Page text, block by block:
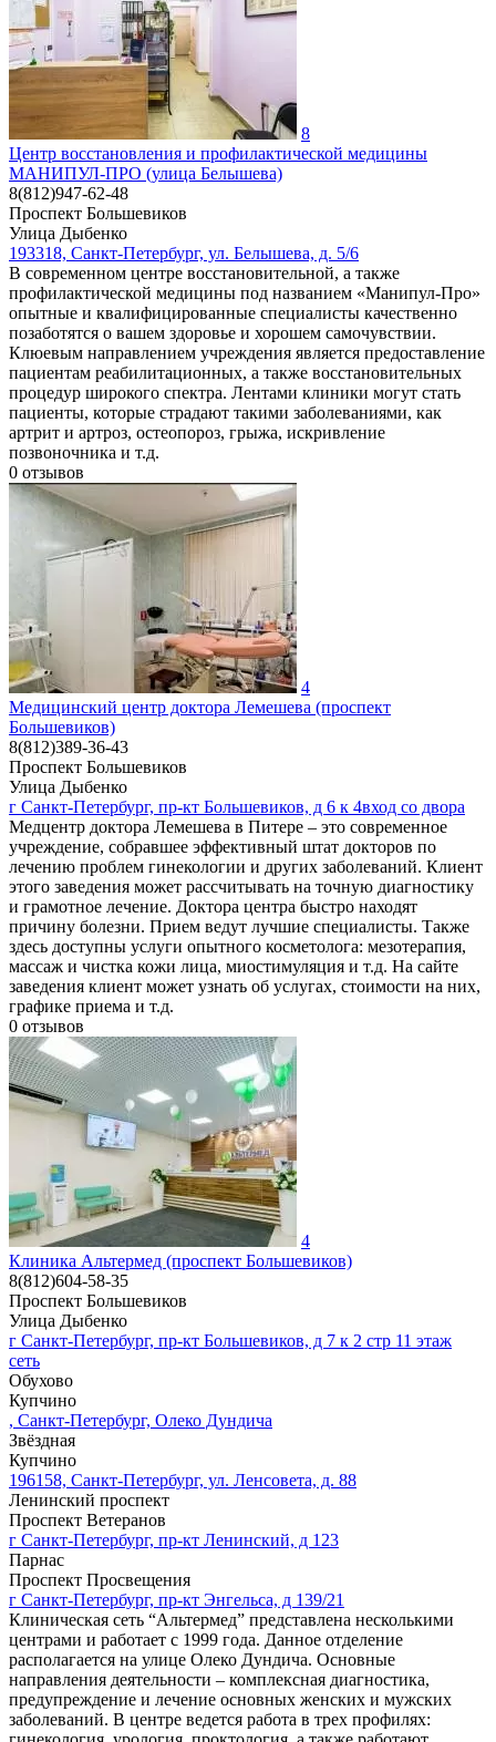
8
Центр восстановления и профилактической медицины
МАНИПУЛ-ПРО (улица Белышева)
8(812)947-62-48
Проспект Большевиков
Улица Дыбенко
193318, Санкт-Петербург, ул. Белышева, д. 5/6
В современном центре восстановительной, а также
профилактической медицины под названием «Манипул-Про»
опытные и квалифицированные специалисты качественно
позаботятся о вашем здоровье и хорошем самочувствии.
Клюевым направлением учреждения является предоставление
пациентам реабилитационных, а также восстановительных
процедур широкого спектра. Лентами клиники могут стать
пациенты, которые страдают такими заболеваниями, как
артрит и артроз, остеопороз, грыжа, искривление
позвоночника и т.д.
0 отзывов
4
Медицинский центр доктора Лемешева (проспект
Большевиков)
8(812)389-36-43
Проспект Большевиков
Улица Дыбенко
г Санкт-Петербург, пр-кт Большевиков, д 6 к 4вход со двора
Медцентр доктора Лемешева в Питере – это современное
учреждение, собравшее эффективный штат докторов по
лечению проблем гинекологии и других заболеваний. Клиент
этого заведения может рассчитывать на точную диагностику
и грамотное лечение. Доктора центра быстро находят
причину болезни. Прием ведут лучшие специалисты. Также
здесь доступны услуги опытного косметолога: мезотерапия,
массаж и чистка кожи лица, миостимуляция и т.д. На сайте
заведения клиент может узнать об услугах, стоимости на них,
графике приема и т.д.
0 отзывов
4
Клиника Альтермед (проспект Большевиков)
8(812)604-58-35
Проспект Большевиков
Улица Дыбенко
г Санкт-Петербург, пр-кт Большевиков, д 7 к 2 стр 11 этаж
сеть
Обухово
Купчино
, Санкт-Петербург, Олеко Дундича
Звёздная
Купчино
196158, Санкт-Петербург, ул. Ленсовета, д. 88
Ленинский проспект
Проспект Ветеранов
г Санкт-Петербург, пр-кт Ленинский, д 123
Парнас
Проспект Просвещения
г Санкт-Петербург, пр-кт Энгельса, д 139/21
Клиническая сеть “Альтермед” представлена несколькими
центрами и работает с 1999 года. Данное отделение
располагается на улице Олеко Дундича. Основные
направления деятельности – комплексная диагностика,
предупреждение и лечение основных женских и мужских
заболеваний. В центре ведется работа в трех профилях: